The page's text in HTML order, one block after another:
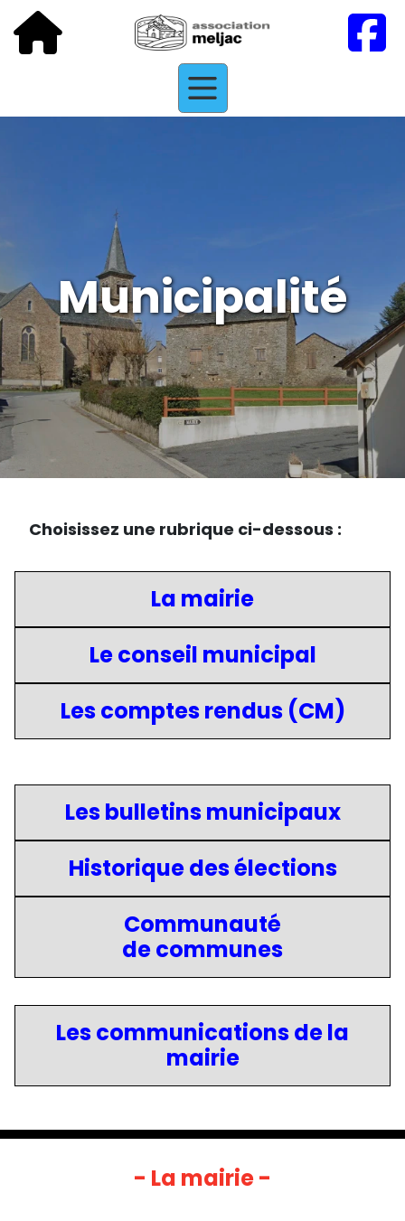
Municipalité
Choisissez une rubrique ci-dessous :
La mairie
Le conseil municipal
Les comptes rendus (CM)
Les bulletins municipaux
Historique des élections
Communauté
de communes
Les communications de la
mairie
- La mairie -